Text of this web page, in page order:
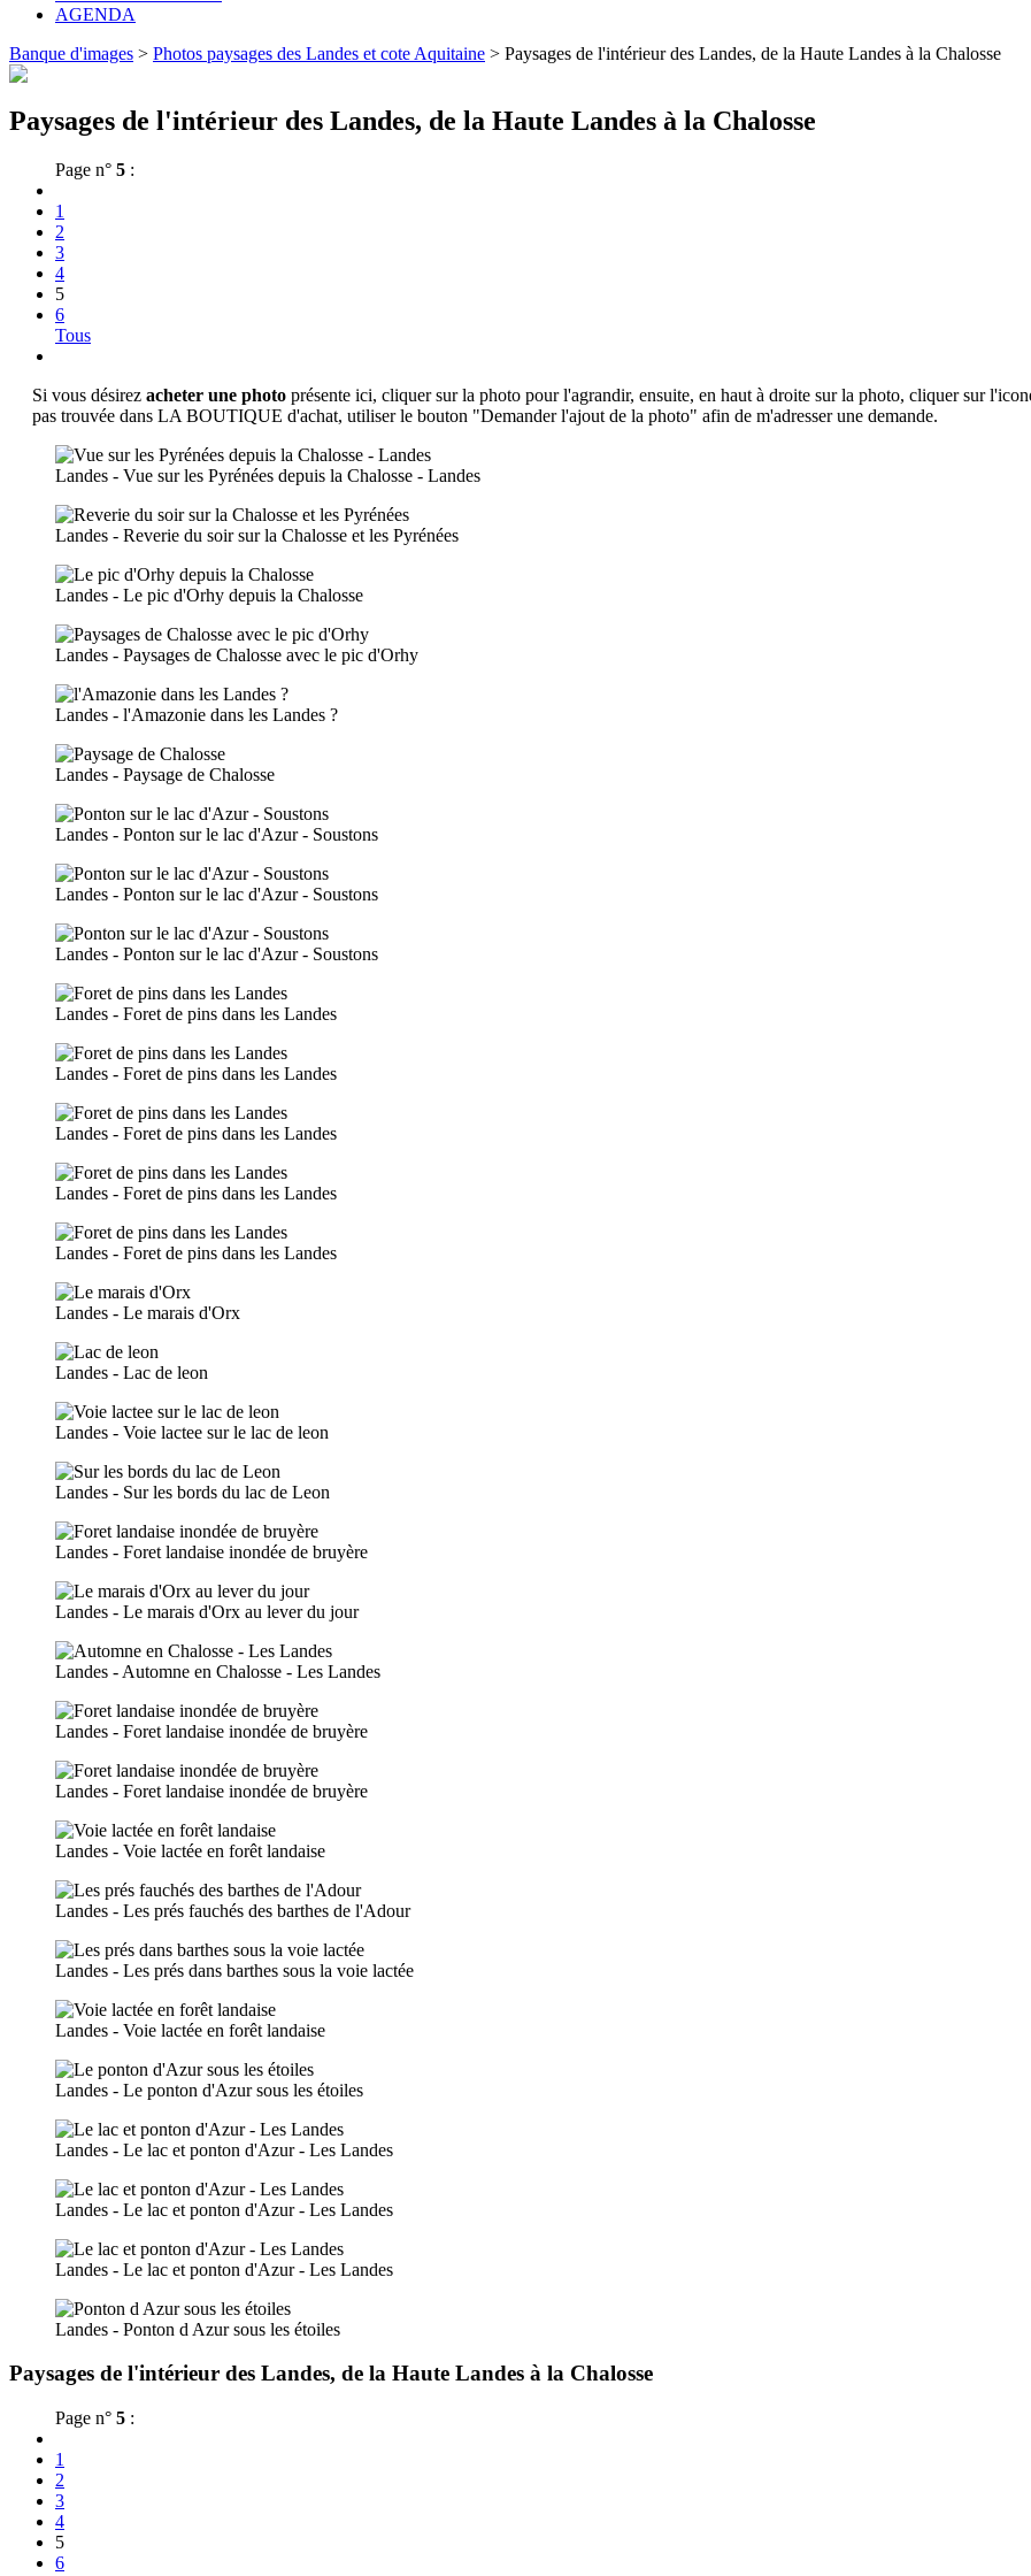
AGENDA
Banque d'images > Photos paysages des Landes et cote Aquitaine > Paysages de l'intérieur des Landes, de la Haute Landes à la Chalosse
Paysages de l'intérieur des Landes, de la Haute Landes à la Chalosse
Page n° 5 :
1
2
3
4
5
6
Tous
Si vous désirez acheter une photo présente ici, cliquer sur la photo pour l'agrandir, ensuite, en haut à droite sur la photo, cliquer sur
pas trouvée dans LA BOUTIQUE d'achat, utiliser le bouton "Demander l'ajout de la photo" afin de m'adresser une demande.
Landes - Vue sur les Pyrénées depuis la Chalosse - Landes
Landes - Reverie du soir sur la Chalosse et les Pyrénées
Landes - Le pic d'Orhy depuis la Chalosse
Landes - Paysages de Chalosse avec le pic d'Orhy
Landes - l'Amazonie dans les Landes ?
Landes - Paysage de Chalosse
Landes - Ponton sur le lac d'Azur - Soustons
Landes - Ponton sur le lac d'Azur - Soustons
Landes - Ponton sur le lac d'Azur - Soustons
Landes - Foret de pins dans les Landes
Landes - Foret de pins dans les Landes
Landes - Foret de pins dans les Landes
Landes - Foret de pins dans les Landes
Landes - Foret de pins dans les Landes
Landes - Le marais d'Orx
Landes - Lac de leon
Landes - Voie lactee sur le lac de leon
Landes - Sur les bords du lac de Leon
Landes - Foret landaise inondée de bruyère
Landes - Le marais d'Orx au lever du jour
Landes - Automne en Chalosse - Les Landes
Landes - Foret landaise inondée de bruyère
Landes - Foret landaise inondée de bruyère
Landes - Voie lactée en forêt landaise
Landes - Les prés fauchés des barthes de l'Adour
Landes - Les prés dans barthes sous la voie lactée
Landes - Voie lactée en forêt landaise
Landes - Le ponton d'Azur sous les étoiles
Landes - Le lac et ponton d'Azur - Les Landes
Landes - Le lac et ponton d'Azur - Les Landes
Landes - Le lac et ponton d'Azur - Les Landes
Landes - Ponton d Azur sous les étoiles
Paysages de l'intérieur des Landes, de la Haute Landes à la Chalosse
Page n° 5 :
1
2
3
4
5
6